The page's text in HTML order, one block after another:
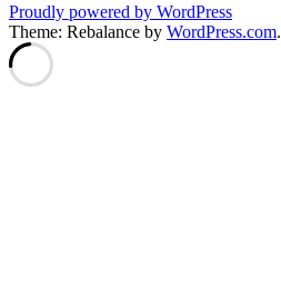
Proudly powered by WordPress
Theme: Rebalance by WordPress.com.